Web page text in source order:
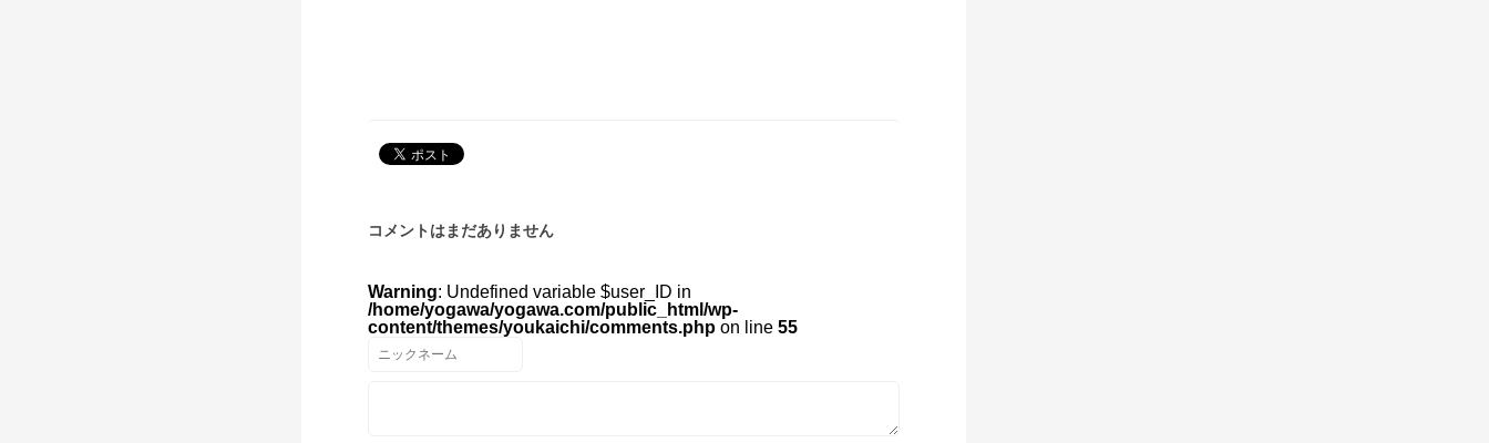
コメントはまだありません
Warning: Undefined variable $user_ID in
/home/yogawa/yogawa.com/public_html/wp-
content/themes/youkaichi/comments.php on line 55